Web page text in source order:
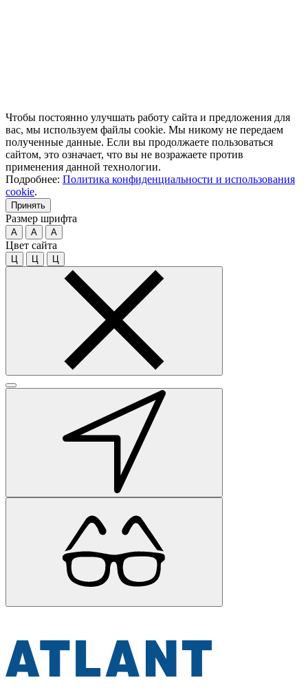
Чтобы постоянно улучшать работу сайта и предложения для
вас, мы используем файлы cookie. Мы никому не передаем
полученные данные. Если вы продолжаете пользоваться
сайтом, это означает, что вы не возражаете против
применения данной технологии.
Подробнее: Политика конфиденциальности и использования
cookie.
Принять
Размер шрифта
A A A
Цвет сайта
Ц Ц Ц